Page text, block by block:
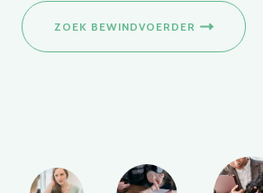
ZOEK BEWINDVOERDER